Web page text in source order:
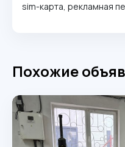
sim-карта, рекламная
Похожие